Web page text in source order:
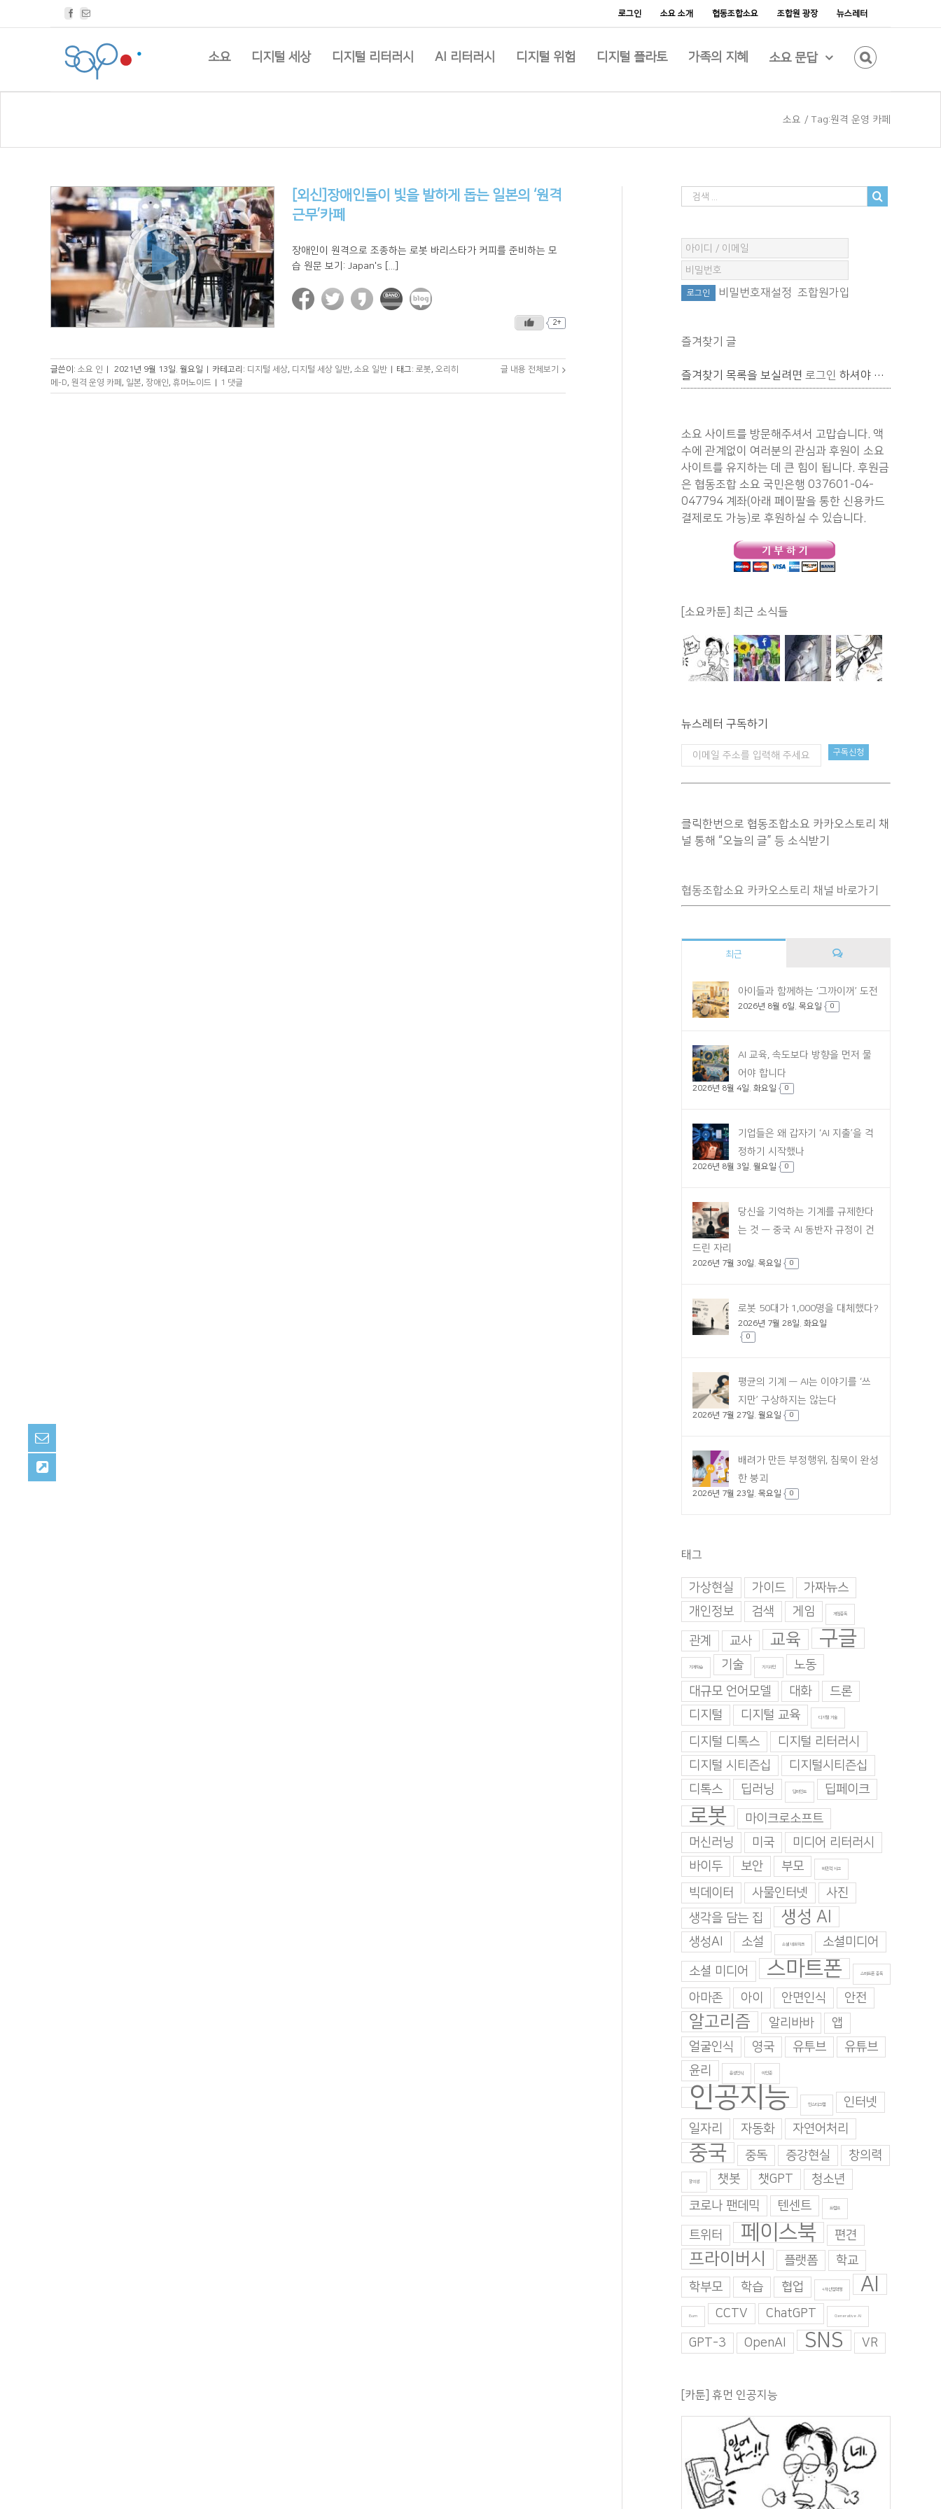
Facebook
로그인 소요 소개 협동조합소요 조합원 광장 뉴스레터
소요 디지털 세상 디지털 리터러시 AI 리터러시 디지털 위험 디지털 플라토 가족의 지혜 소요 문답
소요 / Tag:원격 운영 카페
[외신]장애인들이 빛을 발하게 돕는 일본의 ‘원격
근무’카페
장애인이 원격으로 조종하는 로봇 바리스타가 커피를 준비하는 모
습 원문 보기: Japan's [...]
2+
글쓴이: 소요 인 2021년 9월 13일. 월요일 카테고리: 디지털 세상, 디지털 세상 일반, 소요 일반 태그: 로봇, 오리히
메-D, 원격 운영 카페 , 일본, 장애인, 휴머노이드 1 댓글
글 내용 전체보기
비밀번호재설정 조합원가입
즐겨찾기 글
즐겨찾기 목록을 보실려면 로그인 하셔야 합니다.
소요 사이트를 방문해주셔서 고맙습니다. 액
수에 관계없이 여러분의 관심과 후원이 소요
사이트를 유지하는 데 큰 힘이 됩니다. 후원금
은 협동조합 소요 국민은행 037601-04-
047794 계좌(아래 페이팔을 통한 신용카드
결제로도 가능)로 후원하실 수 있습니다.
[소요카툰] 최근 소식들
뉴스레터 구독하기
클릭한번으로 협동조합소요 카카오스토리 채
널 통해 “오늘의 글” 등 소식받기
협동조합소요 카카오스토리 채널 바로가기
최근
아이들과 함께하는 ‘그까이꺼’ 도전
2026년 8월 6일. 목요일 0
AI 교육, 속도보다 방향을 먼저 물
어야 합니다
2026년 8월 4일. 화요일 0
기업들은 왜 갑자기 ‘AI 지출’을 걱
정하기 시작했나
2026년 8월 3일. 월요일 0
당신을 기억하는 기계를 규제한다
는 것 — 중국 AI 동반자 규정이 건
드린 자리
2026년 7월 30일. 목요일 0
로봇 50대가 1,000명을 대체했다?
2026년 7월 28일. 화요일
0
평균의 기계 — AI는 이야기를 ‘쓰
지만’ 구상하지는 않는다
2026년 7월 27일. 월요일 0
배려가 만든 부정행위, 침묵이 완성
한 붕괴
2026년 7월 23일. 목요일 0
태그
가상현실 가이드
가짜뉴스
개인정보
검색 게임 게임중독
관계 교사 교육 구글
기계학습 기술 기지과인
노동
대규모 언어모델
대화
드론
디지털
디지털 교육 디지털 기술
디지털 디톡스
디지털 리터러시
디지털 시티즌십
디지털시티즌십
디톡스
딥러닝 딥마인드 딥페이크
로봇
마이크로소프트
머신러닝
미국
미디어 리터러시
바이두
보안 부모 비판적 사고
빅데이터 사물인터넷
사진
생각을 담는 집
생성 AI
생성AI 소설 소셜 네트워크 소셜미디어
소셜 미디어 스마트폰 스마트폰 중독
아마존 아이 안면인식 안전
알고리즘 알리바바
앱
얼굴인식
영국 유투브
유튜브
윤리
음성인식 이인준
인공지능 인스타그램
인터넷
일자리
자동화 자연어처리
중국 중독 증강현실 창의력
창의성 챗봇 챗GPT
청소년
코로나 팬데믹
텐센트 트럼프
트위터 페이스북 편견
프라이버시 플랫폼
학교
학부모
학습 협업 4차산업혁명 AI
Burn CCTV ChatGPT Generative AI
GPT-3 OpenAI SNS VR
[카툰] 휴먼 인공지능